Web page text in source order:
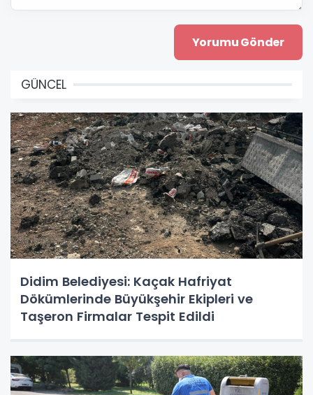
GÜNCEL
Didim Belediyesi: Kaçak Hafriyat
Dökümlerinde Büyükşehir Ekipleri ve
Taşeron Firmalar Tespit Edildi